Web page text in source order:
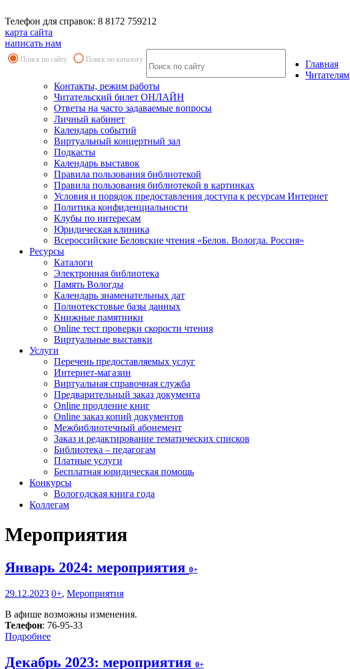
Телефон для справок: 8 8172 759212
карта сайта
написать нам
Поиск по сайту Поиск по каталогу
Главная
Читателям
Контакты, режим работы
Читательский билет ОНЛАЙН
Ответы на часто задаваемые вопросы
Личный кабинет
Календарь событий
Виртуальный концертный зал
Подкасты
Календарь выставок
Правила пользования библиотекой
Правила пользования библиотекой в картинках
Условия и порядок предоставления доступа к ресурсам Интернет
Политика конфиденциальности
Клубы по интересам
Юридическая клиника
Всероссийские Беловские чтения «Белов. Вологда. Россия»
Ресурсы
Каталоги
Электронная библиотека
Память Вологды
Календарь знаменательных дат
Полнотекстовые базы данных
Книжные памятники
Online тест проверки скорости чтения
Виртуальные выставки
Услуги
Перечень предоставляемых услуг
Интернет-магазин
Виртуальная справочная служба
Предварительный заказ документа
Online продление книг
Online заказ копий документов
Межбиблиотечный абонемент
Заказ и редактирование тематических списков
Библиотека – педагогам
Платные услуги
Бесплатная юридическая помощь
Конкурсы
Вологодская книга года
Коллегам
Мероприятия
Январь 2024: мероприятия 0+
29.12.2023 0+, Мероприятия
В афише возможны изменения.
Телефон: 76-95-33
Подробнее
Декабрь 2023: мероприятия 0+